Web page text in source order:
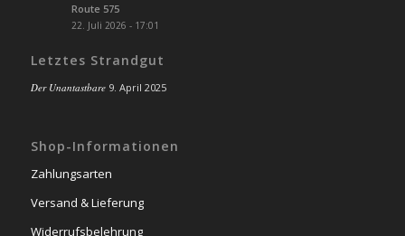
Route 575
22. Juli 2026 - 17:01
Letztes Strandgut
Der Unantastbare 9. April 2025
Shop-Informationen
Zahlungsarten
Versand & Lieferung
Widerrufsbelehrung